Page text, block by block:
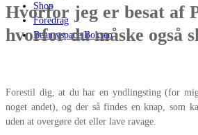
Shop
Foredrag
Beautyspace Boksen
Hvorfor jeg er besat af
hvorfor du måske også
Forestil dig, at du har en yndlingsting (for
noget andet), og der så findes en knap, som
uden at overgøre det eller lave ravage.